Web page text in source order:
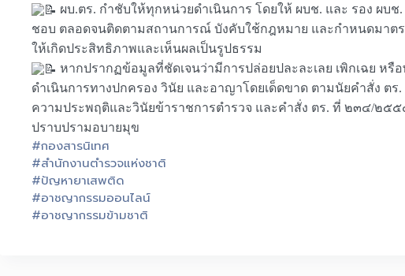
ผบ.ตร. กำชับให้ทุกหน่วยดำเนินการ โดยให้ ผบช. และ รอง ผ
ชอบ ตลอดจนติดตามสถานการณ์ บังคับใช้กฎหมาย และกำหนดมาต
ให้เกิดประสิทธิภาพและเห็นผลเป็นรูปธรรม
หากปรากฏข้อมูลที่ชัดเจนว่ามีการปล่อยปละละเลย เพิกเฉย ห
ดำเนินการทางปกครอง วินัย และอาญาโดยเด็ดขาด ตามนัยคำสั่ง ต
ความประพฤติและวินัยข้าราชการตำรวจ และคำสั่ง ตร. ที่ ๒๓๔/๒๕
ปราบปรามอบายมุข
#กองสารนิเทศ
#สำนักงานตำรวจแห่งชาติ
#ปัญหายาเสพติด
#อาชญากรรมออนไลน์
#อาชญากรรมข้ามชาติ